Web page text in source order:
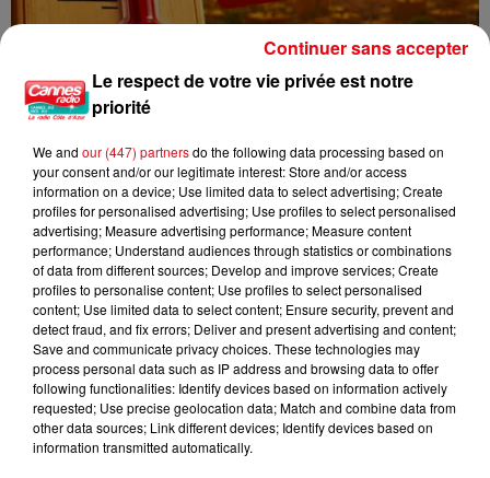
Une nouvelle vague de chaleur attendue en France : jusqu’à 40
°C...
Le respect de votre vie privée est notre
priorité
We and our (447) partnersdo the following data processing based on
your consent and/or our legitimate interest: Store and/or access
information on a device; Use limited data to select advertising; Create
profiles for personalised advertising; Use profiles to select personalised
advertising; Measure advertising performance; Measure content
performance; Understand audiences through statistics or combinations
of data from different sources; Develop and improve services; Create
profiles to personalise content; Use profiles to select personalised
content; Use limited data to select content; Ensure security, prevent and
detect fraud, and fix errors; Deliver and present advertising and content;
Save and communicate privacy choices. These technologies may
process personal data such as IP address and browsing data to offer
following functionalities: Identify devices based on information actively
requested; Use precise geolocation data; Match and combine data from
other data sources; Link different devices; Identify devices based on
information transmitted automatically.
Continuer sans accepter